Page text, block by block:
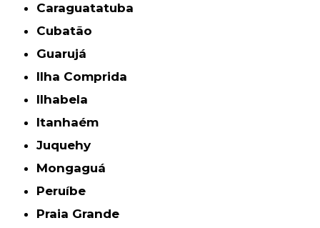
Caraguatatuba
Cubatão
Guarujá
Ilha Comprida
Ilhabela
Itanhaém
Juquehy
Mongaguá
Peruíbe
Praia Grande